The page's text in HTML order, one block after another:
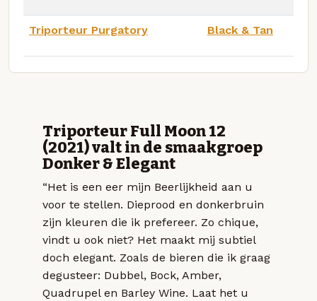
Triporteur Purgatory Black & Tan
Triporteur Full Moon 12
(2021) valt in de smaakgroep
Donker & Elegant
“Het is een eer mijn Beerlijkheid aan u
voor te stellen. Dieprood en donkerbruin
zijn kleuren die ik prefereer. Zo chique,
vindt u ook niet? Het maakt mij subtiel
doch elegant. Zoals de bieren die ik graag
degusteer: Dubbel, Bock, Amber,
Quadrupel en Barley Wine. Laat het u